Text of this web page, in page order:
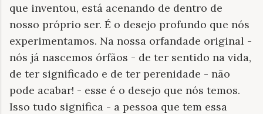
que inventou, está acenando de dentro de
nosso próprio ser. É o desejo profundo que nós
experimentamos. Na nossa orfandade original -
nós já nascemos órfãos - de ter sentido na vida,
de ter significado e de ter perenidade - não
pode acabar! - esse é o desejo que nós temos.
Isso tudo significa - a pessoa que tem essa